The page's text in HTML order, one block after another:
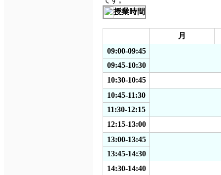
授業時間
月
09:00-09:45
09:45-10:30
10:30-10:45
10:45-11:30
11:30-12:15
12:15-13:00
13:00-13:45
13:45-14:30
14:30-14:40